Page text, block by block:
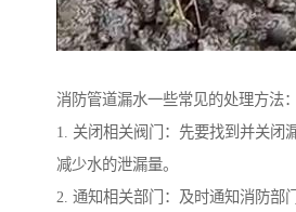
消防管道漏水一些常见的处理方法：
1. 关闭相关阀门：先要找到并关闭
减少水的泄漏量。
2. 通知相关部门：及时通知消防部